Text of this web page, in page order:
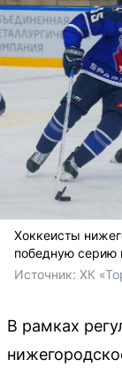
Хоккеисты
победную серию
Источник: ХК
В рамках